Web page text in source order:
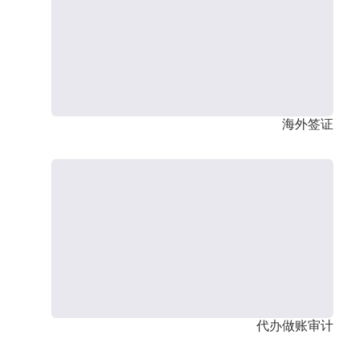
海外签证
代办做账审计